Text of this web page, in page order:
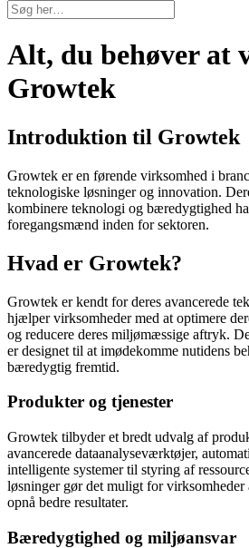
Alt, du behøver at
Growtek
Introduktion til Growtek
Growtek er en førende virksomhed i
teknologiske løsninger og innovation.
kombinere teknologi og bæredygtighed
foregangsmænd inden for sektoren.
Hvad er Growtek?
Growtek er kendt for deres avancerede
hjælper virksomheder med at optimere
og reducere deres miljømæssige aftryk.
er designet til at imødekomme nutidens
bæredygtig fremtid.
Produkter og tjenester
Growtek tilbyder et bredt udvalg af
avancerede dataanalyseværktøjer,
intelligente systemer til styring af
løsninger gør det muligt for virksomheder
opnå bedre resultater.
Bæredygtighed og miljøansvar